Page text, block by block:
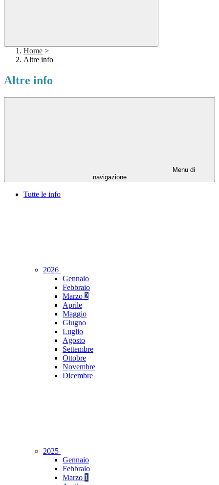
Home >
Altre info
Altre info
Menu di
navigazione
Tutte le info
2026
Gennaio
Febbraio
Marzo 2
Aprile
Maggio
Giugno
Luglio
Agosto
Settembre
Ottobre
Novembre
Dicembre
2025
Gennaio
Febbraio
Marzo 1